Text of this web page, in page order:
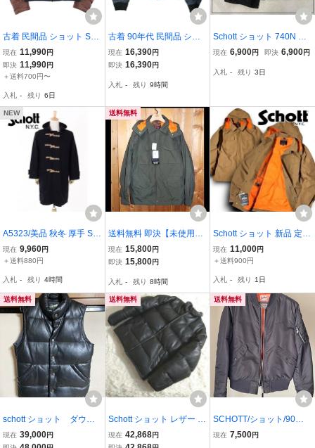
古着 民間品 ショット SC
HOTT CWU-Rタイプ 中綿
入り ミリタリー フライト
ジャケット メンズS相当 /
現在 11,990円
即決 11,990円
＋送料700円〜
入札 - 残り 6日
古着 90年代 民間品 ショ
ット SCHOTT AMERICA
N COLLEGE 中綿入り ミ
ット メンズL相当 /eaa45
現在 16,390円
即決 16,390円
入札 - 残り 9時間
Schott ショット 740N PE
AJACKET ブラック 4493
現在 6,900円 即決 6,900円
入札 - 残り 3日
NEW
A5323/美品 秋冬 厚手 SC
HOTT ショット 無地 起毛
ウール メルトン トグル釦
ダッフルコート S 黒/USA
製 メンズ
現在 9,960円
＋送料880円
入札 - 残り 4時間
送料無料
送料無料 即決【未使用】
Schott ★ 30" WATERPR
OOF Light Weight M-51
ショット 税込定価4万180
0円 8409 併
現在 15,800円
即決 15,800円
入札 - 残り 8時間
Schott ショット 新品 定価
4.1万 WATERPROOF 防
水 フーデッド ミリタリー
ー M-51 4252019 180 L
▲020▼60324w08
現在 11,000円
＋送料900円
入札 - 残り 1日
送料無料
schott ショット ダウン
ベスト レザー サイズS
現在 39,000円
送料無料
Schott ショット レザー ダ
ウンジャケット USA製 黒
38 S007
現在 42,868円
送料無料
SCHOTT/ショット/90年
代/AMERICAN COLLEG
現在 7,500円